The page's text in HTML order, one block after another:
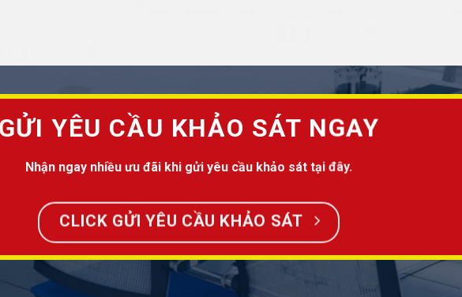
GỬI YÊU CẦU KHẢO SÁT NGAY
Nhận ngay nhiều ưu đãi khi gửi yêu cầu khảo sát tại đây.
CLICK GỬI YÊU CẦU KHẢO SÁT